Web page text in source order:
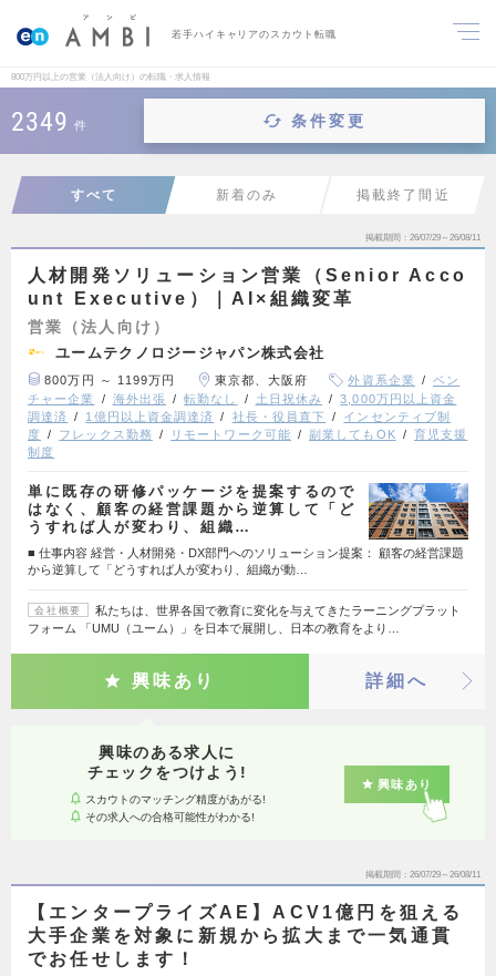
若手ハイキャリアのスカウト転職
800万円以上の営業（法人向け）の転職・求人情報
2349 件 条件変更
すべて 新着のみ 掲載終了間近
掲載期間 26/07/29～26/08/11
人材開発ソリューション営業（Senior Acco
unt Executive）｜AI×組織変革
営業（法人向け）
ユームテクノロジージャパン株式会社
800万円 ～ 1199万円 東京都、大阪府 外資系企業
ベン
チャー企業
海外出張 転勤なし 土日祝休み
3,000万円以上資金
調達済
1億円以上資金調達済 社長・役員直下
インセンティブ制
度
フレックス勤務 リモートワーク可能 副業してもOK
育児支援
制度
単に既存の研修パッケージを提案するので
はなく、顧客の経営課題から逆算して「ど
うすれば人が変わり、組織…
■ 仕事内容 経営・人材開発・DX部門へのソリューション提案： 顧客の経営課題
から逆算して「どうすれば人が変わり、組織が動…
会社概要
私たちは、世界各国で教育に変化を与えてきたラーニングプラット
フォーム 「UMU（ユーム）」を日本で展開し、日本の教育をより…
興味あり 詳細へ
興味のある求人に
チェックをつけよう!
スカウトのマッチング精度があがる!
その求人への合格可能性がわかる!
興味あり
掲載期間 26/07/29～26/08/11
【エンタープライズAE】ACV1億円を狙える
大手企業を対象に新規から拡大まで一気通貫
でお任せします！